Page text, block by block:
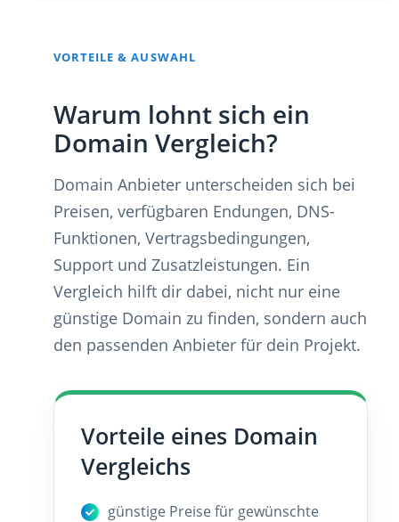
VORTEILE & AUSWAHL
Warum lohnt sich ein
Domain Vergleich?
Domain Anbieter unterscheiden sich bei
Preisen, verfügbaren Endungen, DNS-
Funktionen, Vertragsbedingungen,
Support und Zusatzleistungen. Ein
Vergleich hilft dir dabei, nicht nur eine
günstige Domain zu finden, sondern auch
den passenden Anbieter für dein Projekt.
Vorteile eines Domain
Vergleichs
günstige Preise für gewünschte